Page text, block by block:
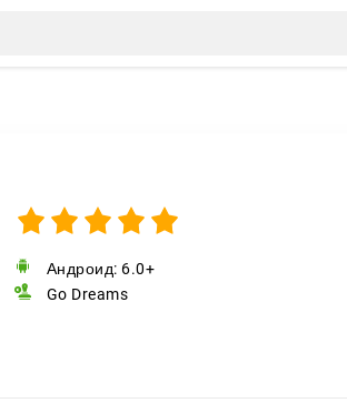
Андроид: 6.0+
Go Dreams